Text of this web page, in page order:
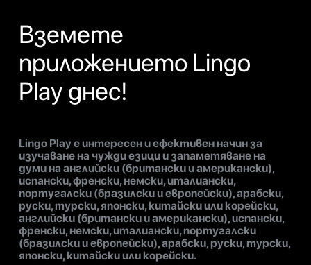
Вземете
приложението Lingo
Play днес!
Lingo Play е интересен и ефективен начин за
изучаване на чужди езици и запаметяване на
думи на английски (британски и американски),
испански, френски, немски, италиански,
португалски (бразилски и европейски), арабски,
руски, турски, японски, китайски или корейски,
английски (британски и американски), испански,
френски, немски, италиански, португалски
(бразилски и европейски), арабски, руски, турски,
японски, китайски или корейски.